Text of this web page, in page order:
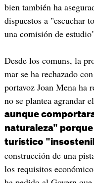
bien también ha
dispuestos a "escuchar
una comisión de
Desde los comuns, la
mar se ha rechazado
portavoz Joan Mena ha
no se plantea agrandar
aunque
naturaleza"
turístico
construcción de una
los requisitos